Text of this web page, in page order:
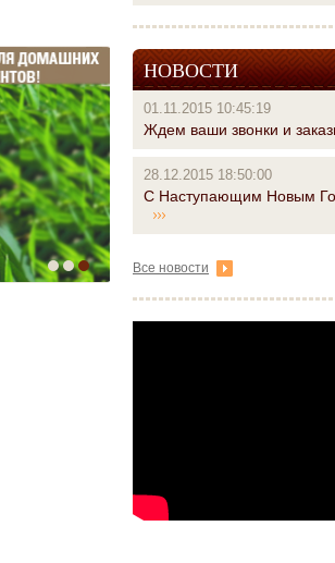
НОВОСТИ
01.11.2015 10:45:19
Ждем ваши звонки и
28.12.2015 18:50:00
С Наступающим Новым
Все новости